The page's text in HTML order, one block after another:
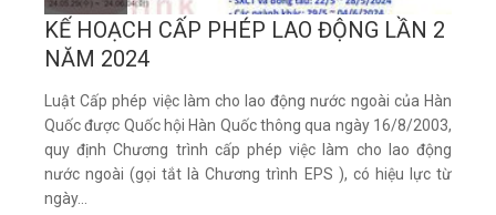
KẾ HOẠCH CẤP PHÉP LAO ĐỘNG LẦN 2
NĂM 2024
Luật Cấp phép việc làm cho lao động nước ngoài của Hàn
Quốc được Quốc hội Hàn Quốc thông qua ngày 16/8/2003,
quy định Chương trình cấp phép việc làm cho lao động
nước ngoài (gọi tắt là Chương trình EPS ), có hiệu lực từ
ngày...